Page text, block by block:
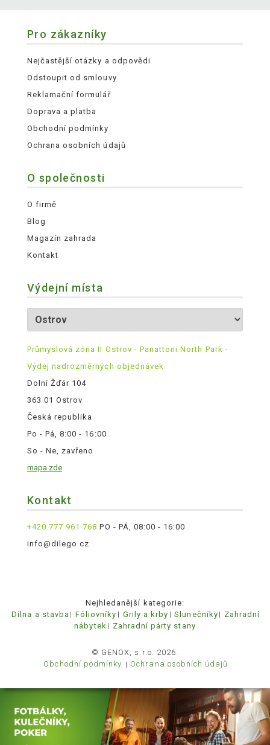
Pro zákazníky
Nejčastější otázky a odpovědi
Odstoupit od smlouvy
Reklamační formulář
Doprava a platba
Obchodní podmínky
Ochrana osobních údajů
O společnosti
O firmě
Blog
Magazín zahrada
Kontakt
Výdejní místa
Průmyslová zóna II Ostrov - Panattoni North Park -
Výdej nadrozměrných objednávek
Dolní Žďár 104
363 01 Ostrov
Česká republika
Po - Pá, 8:00 - 16:00
So - Ne, zavřeno
mapa zde
Kontakt
+420 777 961 768 PO - PÁ, 08:00 - 16:00
info@dilego.cz
Nejhledanější kategorie:
Dílna a stavba
Fóliovníky Grily a krby Slunečníky
Zahradní
nábytek
Zahradní párty stany
© GENOX, s.r.o. 2026.
Obchodní podmínky
Ochrana osobních údajů